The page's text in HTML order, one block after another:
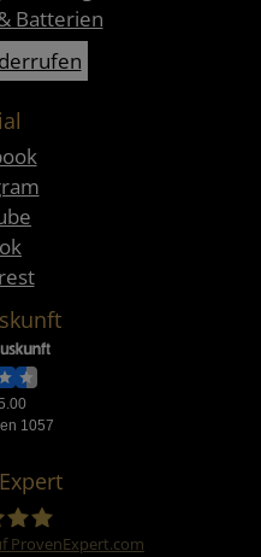
Batterien
ProvenExpert.com